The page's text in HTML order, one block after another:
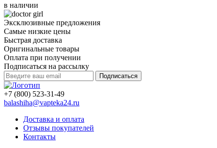
в наличии
Эксклюзивные предложения
Самые низкие цены
Быстрая доставка
Оригинальные товары
Оплата при получении
Подписаться на рассылку
Подписаться
+7 (800) 523-31-49
balashiha@vapteka24.ru
Доставка и оплата
Отзывы покупателей
Контакты